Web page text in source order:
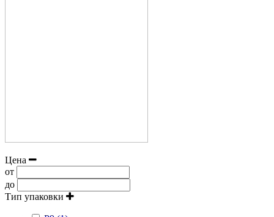
Цена
от
до
Тип упаковки